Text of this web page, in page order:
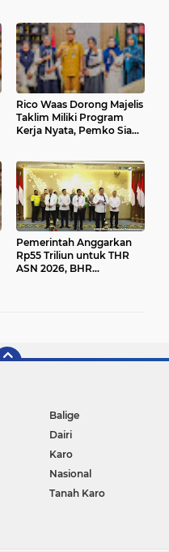
Rico Waas Dorong Majelis
Taklim Miliki Program
Kerja Nyata, Pemko Siap
Pemerintah Anggarkan
Rp55 Triliun untuk THR
ASN 2026, BHR
Balige
Dairi
Karo
Nasional
Tanah Karo